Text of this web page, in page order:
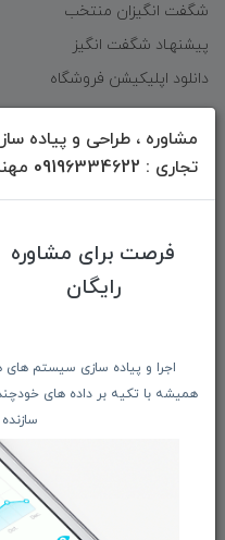
مشاوره ، طراحی و
تجاری : 09196334622 مهندس شاهسون
فرصت برای مشاوره
رایگان
اجرا و پیاده سازی سیستم
همیشه با تکیه بر داده های
شگفت انگیزان منتخب
پیشنهـاد شگفت انگیز
دانلود اپلیکیشن فروشگاه
دسترسی سریع
صفحه ابتدایی سایت
معرفـــی همکــاران
حــــریم خصوصـی
درباره ما بیشتر بدانید
اخبار فناوری اطلاعات
از تخفیف‌ها و جدیدترین‌های